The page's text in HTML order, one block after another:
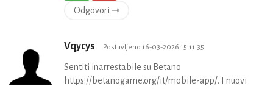
Odgovori ⇾
Vqycys Postavljeno 16-03-2026 15:11:35
Sentiti inarrestabile su Betano
https://betanogame.org/it/mobile-app/. I nuovi